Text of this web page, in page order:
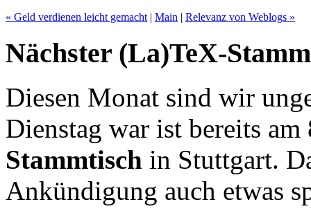
« Geld verdienen leicht gemacht | Main | Relevanz von Weblogs »
Nächster (La)TeX-
Diesen Monat sind wir
Dienstag war ist bereits
Stammtisch in Stuttgart.
Ankündigung auch etwas